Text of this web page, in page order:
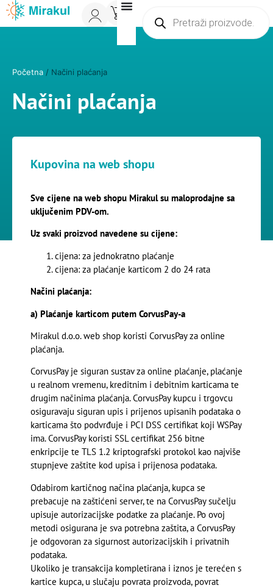
0
Početna / Načini plaćanja
Načini plaćanja
Kupovina na web shopu
Sve cijene na web shopu Mirakul su maloprodajne sa
uključenim PDV-om.
Uz svaki proizvod navedene su cijene:
cijena: za jednokratno plaćanje
cijena: za plaćanje karticom 2 do 24 rata
Načini plaćanja:
a) Plaćanje karticom putem CorvusPay-a
Mirakul d.o.o. web shop koristi CorvusPay za online
plaćanja.
CorvusPay je siguran sustav za online plaćanje, plaćanje
u realnom vremenu, kreditnim i debitnim karticama te
drugim načinima plaćanja. CorvusPay kupcu i trgovcu
osiguravaju siguran upis i prijenos upisanih podataka o
karticama što podvrđuje i PCI DSS certifikat koji WSPay
ima. CorvusPay koristi SSL certifikat 256 bitne
enkripcije te TLS 1.2 kriptografski protokol kao najviše
stupnjeve zaštite kod upisa i prijenosa podataka.
Odabirom kartičnog načina plaćanja, kupca se
prebacuje na zaštićeni server, te na CorvusPay sučelju
upisuje autorizacijske podatke za plaćanje. Po ovoj
metodi osigurana je sva potrebna zaštita, a CorvusPay
je odgovoran za sigurnost autorizacijskih i privatnih
podataka.
Ukoliko je transakcija kompletirana i iznos je terećen s
kartice kupca, u slučaju povrata proizvoda, povrat